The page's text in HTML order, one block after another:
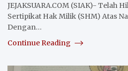
JEJAKSUARA.COM (SIAK)- Telah
Sertipikat Hak Milik (SHM) Atas
Dengan…
Continue Reading